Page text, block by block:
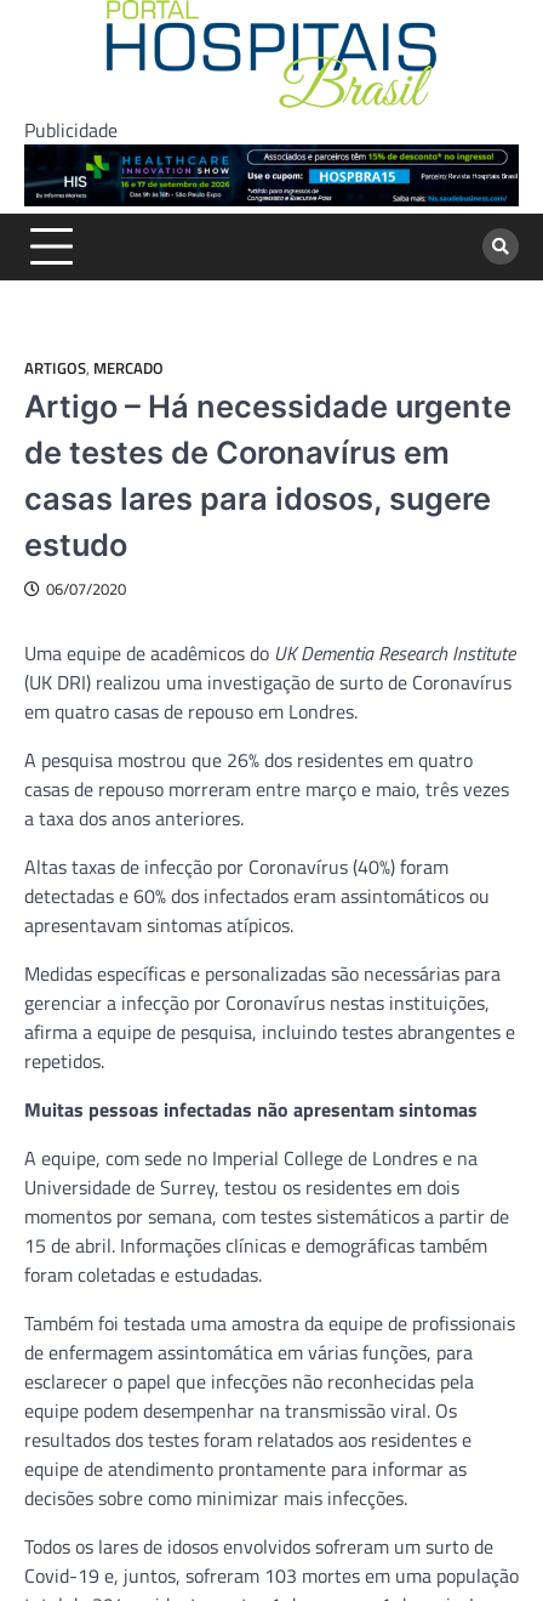
Publicidade
ARTIGOS, MERCADO
Artigo – Há necessidade urgente
de testes de Coronavírus em
casas lares para idosos, sugere
estudo
06/07/2020
Uma equipe de acadêmicos do UK Dementia Research Institute
(UK DRI) realizou uma investigação de surto de Coronavírus
em quatro casas de repouso em Londres.
A pesquisa mostrou que 26% dos residentes em quatro
casas de repouso morreram entre março e maio, três vezes
a taxa dos anos anteriores.
Altas taxas de infecção por Coronavírus (40%) foram
detectadas e 60% dos infectados eram assintomáticos ou
apresentavam sintomas atípicos.
Medidas específicas e personalizadas são necessárias para
gerenciar a infecção por Coronavírus nestas instituições,
afirma a equipe de pesquisa, incluindo testes abrangentes e
repetidos.
Muitas pessoas infectadas não apresentam sintomas
A equipe, com sede no Imperial College de Londres e na
Universidade de Surrey, testou os residentes em dois
momentos por semana, com testes sistemáticos a partir de
15 de abril. Informações clínicas e demográficas também
foram coletadas e estudadas.
Também foi testada uma amostra da equipe de profissionais
de enfermagem assintomática em várias funções, para
esclarecer o papel que infecções não reconhecidas pela
equipe podem desempenhar na transmissão viral. Os
resultados dos testes foram relatados aos residentes e
equipe de atendimento prontamente para informar as
decisões sobre como minimizar mais infecções.
Todos os lares de idosos envolvidos sofreram um surto de
Covid-19 e, juntos, sofreram 103 mortes em uma população